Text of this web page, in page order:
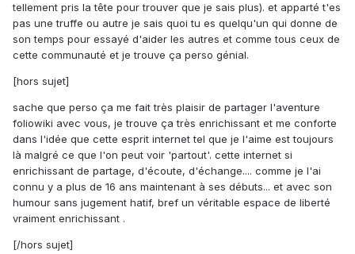
tellement pris la tête pour trouver que je sais plus). et apparté t'es
pas une truffe ou autre je sais quoi tu es quelqu'un qui donne de
son temps pour essayé d'aider les autres et comme tous ceux de
cette communauté et je trouve ça perso génial.
[hors sujet]
sache que perso ça me fait très plaisir de partager l'aventure
foliowiki avec vous, je trouve ça très enrichissant et me conforte
dans l'idée que cette esprit internet tel que je l'aime est toujours
là malgré ce que l'on peut voir 'partout'. cette internet si
enrichissant de partage, d'écoute, d'échange.... comme je l'ai
connu y a plus de 16 ans maintenant à ses débuts... et avec son
humour sans jugement hatif, bref un véritable espace de liberté
vraiment enrichissant .
[/hors sujet]